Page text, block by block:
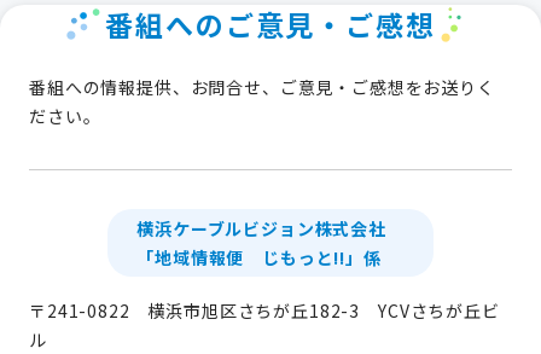
番組へのご意見・ご感想
番組への情報提供、お問合せ、ご意見・ご感想をお送りく
ださい。
横浜ケーブルビジョン株式会社
「地域情報便 じもっと!!」係
〒241-0822 横浜市旭区さちが丘182-3 YCVさちが丘ビ
ル